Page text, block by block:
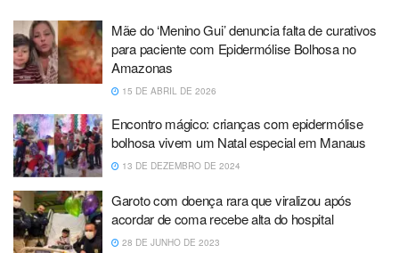
Mãe do ‘Menino Gui’ denuncia falta de curativos
para paciente com Epidermólise Bolhosa no
Amazonas
15 DE ABRIL DE 2026
Encontro mágico: crianças com epidermólise
bolhosa vivem um Natal especial em Manaus
13 DE DEZEMBRO DE 2024
Garoto com doença rara que viralizou após
acordar de coma recebe alta do hospital
28 DE JUNHO DE 2023